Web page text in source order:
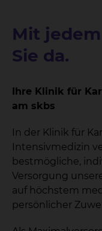
Mit
Sie da.
Ihre Klinik für
am skbs
In der Klinik für
Intensivmedizin
bestmögliche,
Versorgung
auf höchstem
persönlicher